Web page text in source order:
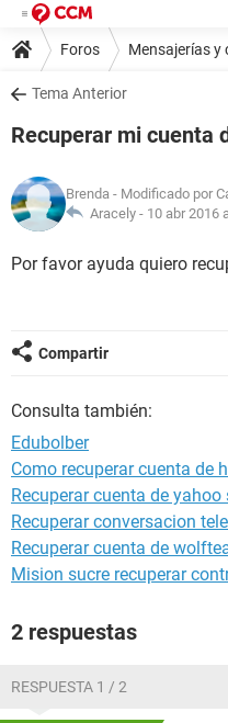
Foros Mensajerías y
Tema Anterior
Recuperar mi cuenta
Brenda - Modificado por
Aracely - 10 abr 2016
Por favor ayuda quiero
Compartir
Consulta también:
Edubolber
Como recuperar cuenta de
Recuperar cuenta de
Recuperar conversacion
Recuperar cuenta de
Mision sucre recuperar
2 respuestas
RESPUESTA 1 / 2